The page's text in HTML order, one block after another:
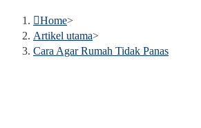
Home>
Artikel utama>
Cara Agar Rumah Tidak Panas